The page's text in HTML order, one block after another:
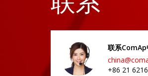
联系ComAp
+86 21